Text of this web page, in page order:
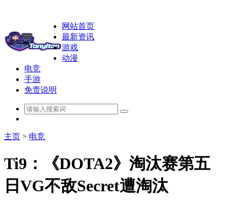
网站首页
最新资讯
游戏
动漫
电竞
手游
免责说明
主页 > 电竞
Ti9：《DOTA2》淘汰赛第五
日VG不敌Secret遭淘汰